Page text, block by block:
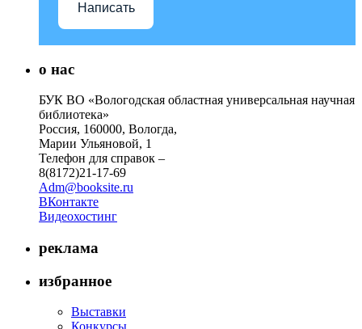
Написать
о нас
БУК ВО «Вологодская областная универсальная научная
библиотека»
Россия, 160000, Вологда,
Марии Ульяновой, 1
Телефон для справок –
8(8172)21-17-69
Adm@booksite.ru
ВКонтакте
Видеохостинг
реклама
избранное
Выставки